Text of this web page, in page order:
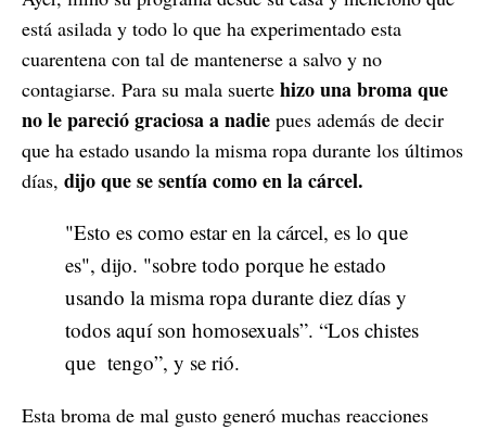
está asilada y todo lo que ha experimentado esta
cuarentena con tal de mantenerse a salvo y no
contagiarse. Para su mala suerte hizo una broma que
no le pareció graciosa a nadie pues además de decir
que ha estado usando la misma ropa durante los últimos
días, dijo que se sentía como en la cárcel.
"Esto es como estar en la cárcel, es lo que
es", dijo. "sobre todo porque he estado
usando la misma ropa durante diez días y
todos aquí son homosexuals”. “Los chistes
que tengo”, y se rió.
Esta broma de mal gusto generó muchas reacciones